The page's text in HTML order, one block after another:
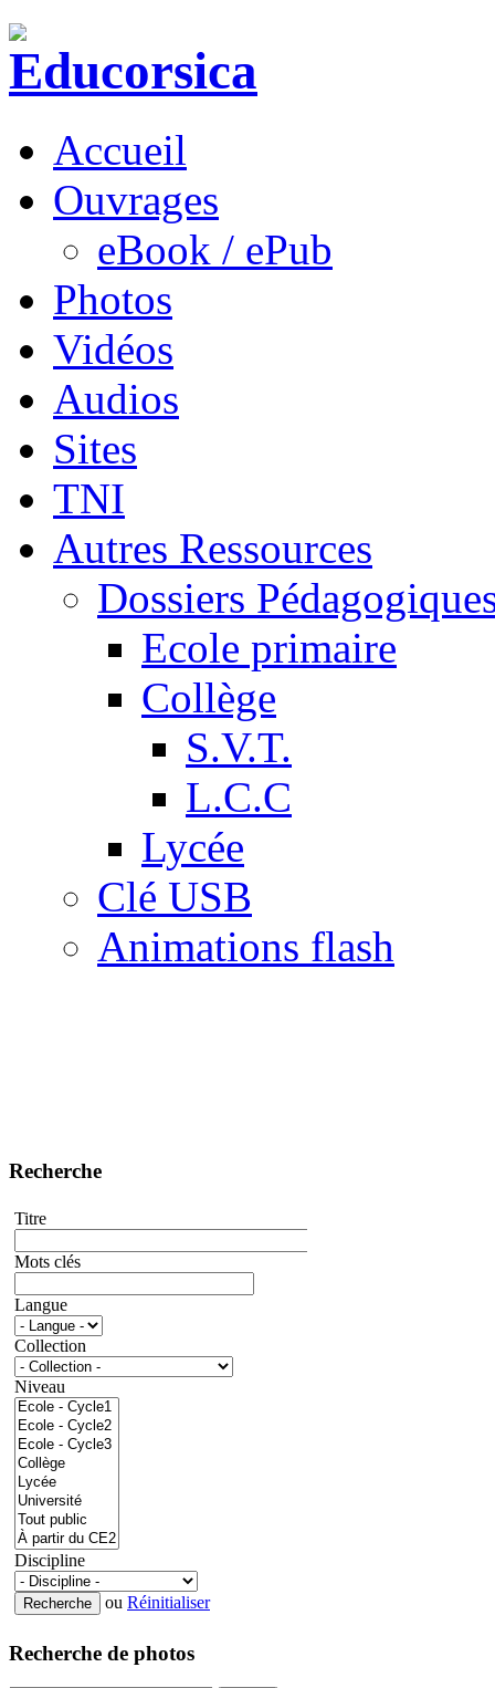
Accueil
Ouvrages
eBook / ePub
Photos
Vidéos
Audios
Sites
TNI
Autres Ressources
Dossiers
Ecole primaire
Collège
S.V.T.
L.C.C
Lycée
Clé USB
Animations flash
Recherche
Titre
Mots clés
Langue
Collection
Niveau
Discipline
ou Réinitialiser
Recherche de photos